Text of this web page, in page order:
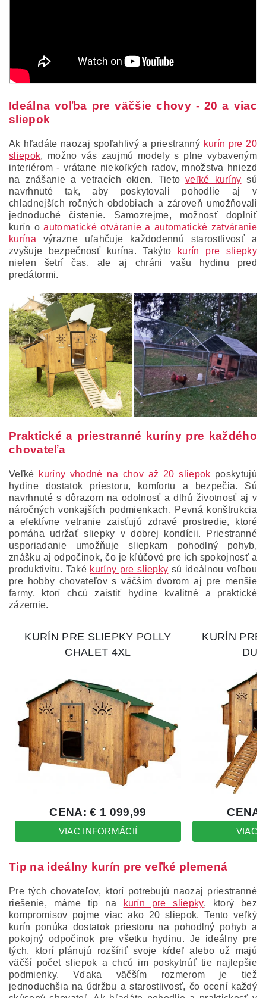
Ideálna voľba pre väčšie chovy - 20 a viac
sliepok
Ak hľadáte naozaj spoľahlivý a priestranný kurín pre 20
sliepok, možno vás zaujmú modely s plne vybaveným
interiérom - vrátane niekoľkých radov, množstva hniezd
na znášanie a vetracích okien. Tietoveľké kuríny sú
navrhnuté tak, aby poskytovali pohodlie aj v
chladnejších ročných obdobiach a zároveň umožňovali
jednoduché čistenie. Samozrejme, možnosť doplniť
kurín oautomatické otváranie a automatické zatváranie
kurína výrazne uľahčuje každodennú starostlivosť a
zvyšuje bezpečnosť kurína. Takýto
kurín pre sliepky
nielen šetrí čas, ale aj chráni vašu hydinu pred
predátormi.
Praktické a priestranné kuríny pre každého
chovateľa
Veľké kuríny vhodné na chov až 20 sliepok poskytujú
hydine dostatok priestoru, komfortu a bezpečia. Sú
navrhnuté s dôrazom na odolnosť a dlhú životnosť aj v
náročných vonkajších podmienkach. Pevná konštrukcia
a efektívne vetranie zaisťujú zdravé prostredie, ktoré
pomáha udržať sliepky v dobrej kondícii. Priestranné
usporiadanie umožňuje sliepkam pohodlný pohyb,
znášku aj odpočinok, čo je kľúčové pre ich spokojnosť a
produktivitu. Také kuríny pre sliepky sú ideálnou voľbou
pre hobby chovateľov s väčším dvorom aj pre menšie
farmy, ktorí chcú zaistiť hydine kvalitné a praktické
zázemie.
Tip na ideálny kurín pre veľké plemená
Pre tých chovateľov, ktorí potrebujú naozaj priestranné
riešenie, máme tip na
kurín pre sliepky, ktorý bez
kompromisov pojme viac ako 20 sliepok. Tento veľký
kurín ponúka dostatok priestoru na pohodlný pohyb a
pokojný odpočinok pre všetku hydinu. Je ideálny pre
tých, ktorí plánujú rozšíriť svoje kŕdeľ alebo už majú
väčší počet sliepok a chcú im poskytnúť tie najlepšie
podmienky. Vďaka väčším rozmerom je tiež
jednoduchšia na údržbu a starostlivosť, čo ocení každý